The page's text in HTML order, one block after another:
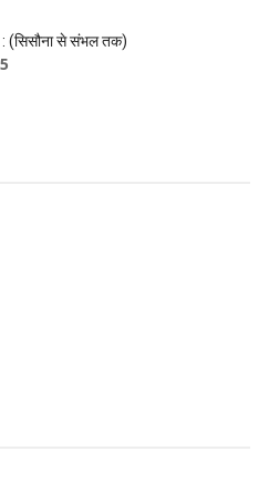
(सिसौना से संभल तक)